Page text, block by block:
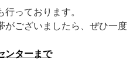
っております。
がございましたら、ぜひ一度
ンターまで